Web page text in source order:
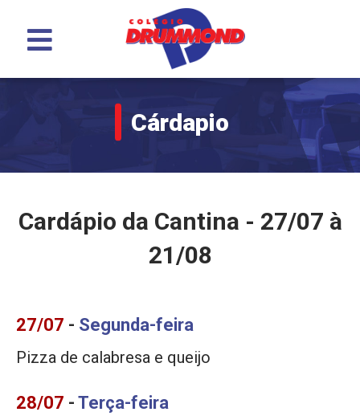
Menu
Cárdapio
Cardápio da Cantina - 27/07 à
21/08
27/07 - Segunda-feira
Pizza de calabresa e queijo
28/07 - Terça-feira